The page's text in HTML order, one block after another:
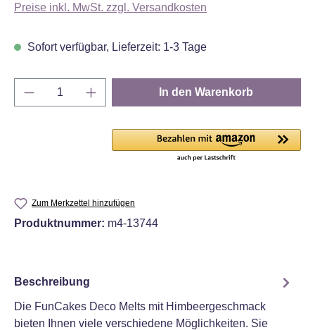
Preise inkl. MwSt. zzgl. Versandkosten
Sofort verfügbar, Lieferzeit: 1-3 Tage
Produkt Anzahl: Gib den gewünschten
In den Warenkorb
Zum Merkzettel hinzufügen
Produktnummer: m4-13744
Beschreibung
Die FunCakes Deco Melts mit Himbeergeschmack
bieten Ihnen viele verschiedene Möglichkeiten. Sie